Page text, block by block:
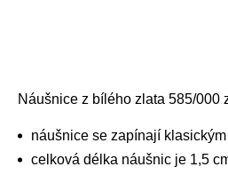
Náušnice z bílého zlata 585/000
náušnice se zapínají
celková délka náušnic je 1,5